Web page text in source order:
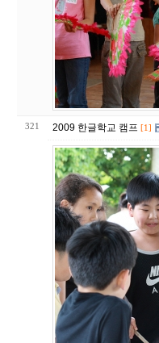
321 2009 한글학교 캠프 [1]